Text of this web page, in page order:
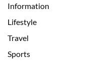
Information
Lifestyle
Travel
Sports